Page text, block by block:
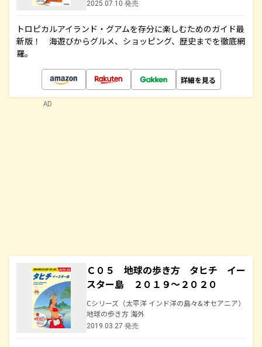
2025.07.10 発売
トロピカルアイランド・グアムを存分に楽しむためのガイド最
新版！ 海遊びからグルメ、ショッピング、歴史までを徹底網
羅。
詳細を見る
Ｃ０５ 地球の歩き方 タヒチ イー
スター島 ２０１９～２０２０
Cシリーズ（太平洋 インド洋の島々&オセアニア）
地球の歩き方 海外
2019.03.27 発売
AD